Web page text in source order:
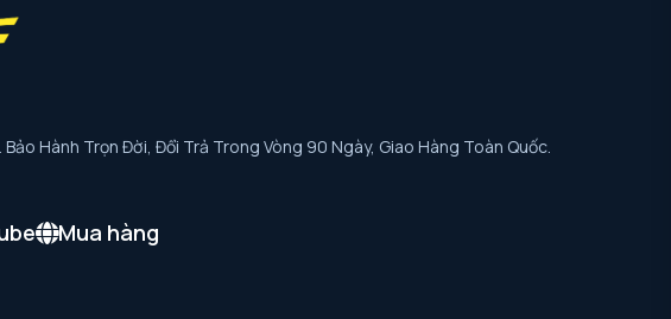
Hành Trọn Đời, Đổi Trả Trong Vòng 90 Ngày, Giao Hàng Toàn Quốc.
Mua hàng